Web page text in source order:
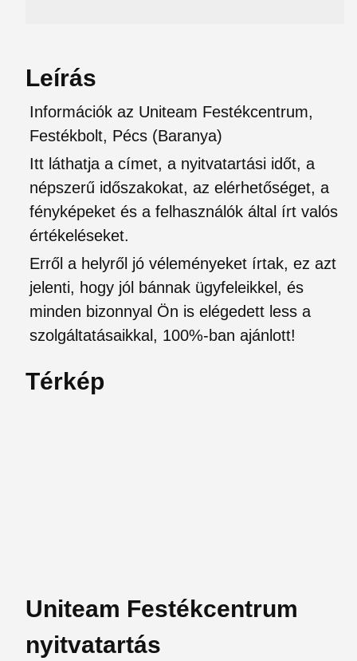
Leírás
Információk az Uniteam Festékcentrum,
Festékbolt, Pécs (Baranya)
Itt láthatja a címet, a nyitvatartási időt, a
népszerű időszakokat, az elérhetőséget, a
fényképeket és a felhasználók által írt valós
értékeléseket.
Erről a helyről jó véleményeket írtak, ez azt
jelenti, hogy jól bánnak ügyfeleikkel, és
minden bizonnyal Ön is elégedett less a
szolgáltatásaikkal, 100%-ban ajánlott!
Térkép
Uniteam Festékcentrum
nyitvatartás